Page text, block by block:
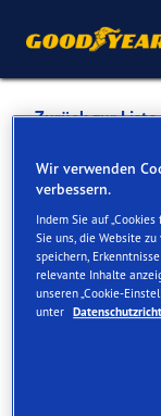
Zurück zur Liste
Dienste online
Kontakt
Wir verwenden
verbessern.
Indem Sie auf
Sie uns, die Website
speichern,
relevante Inhalte
unseren „Cookie-
unter